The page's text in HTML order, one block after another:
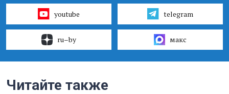
youtube telegram
ru–by макс
Читайте также